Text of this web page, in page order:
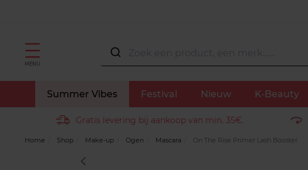
MENU
Summer Vibes Festival Nieuw K-Beauty
Gratis levering bij aankoop van min. 35€.
Home Shop Make-up Ogen Mascara On The Rise Primer Lash Booster